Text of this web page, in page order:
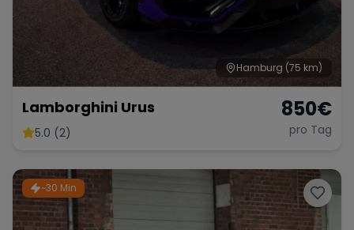
Hamburg (75 km)
Lamborghini Urus
5.0 (2)
850€
pro Tag
~30 Min